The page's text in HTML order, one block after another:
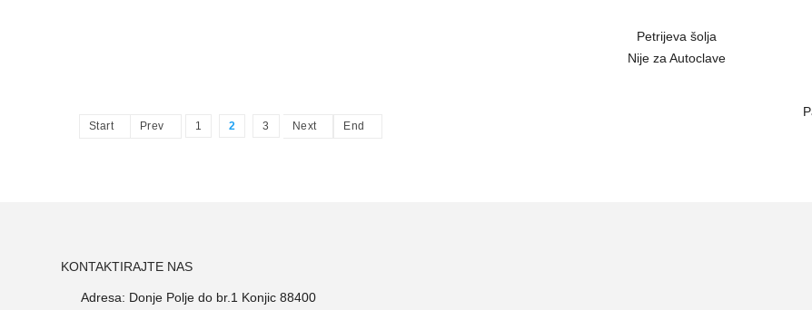
Petrijeva šolja
Nije za Autoclave
Start Prev 1 2 3 Next End
KONTAKTIRAJTE NAS
Adresa: Donje Polje do br.1 Konjic 88400